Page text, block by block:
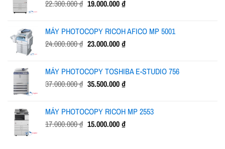
24.500.000 ₫.
22.300.000₫ Giá
22.300.000 ₫.
19.000.000₫Giá
là:
19.000.000 ₫.
MÁY PHOTOCOPY RICOH AFICO MP 5001
24.000.000₫ Giá
24.000.000 ₫.
23.000.000₫Giá
là:
23.000.000 ₫.
MÁY PHOTOCOPY TOSHIBA E-STUDIO 756
37.000.000₫ Giá
37.000.000 ₫.
35.500.000₫Giá
là:
35.500.000 ₫.
MÁY PHOTOCOPY RICOH MP 2553
17.000.000₫ Giá
15.000.000₫Giá